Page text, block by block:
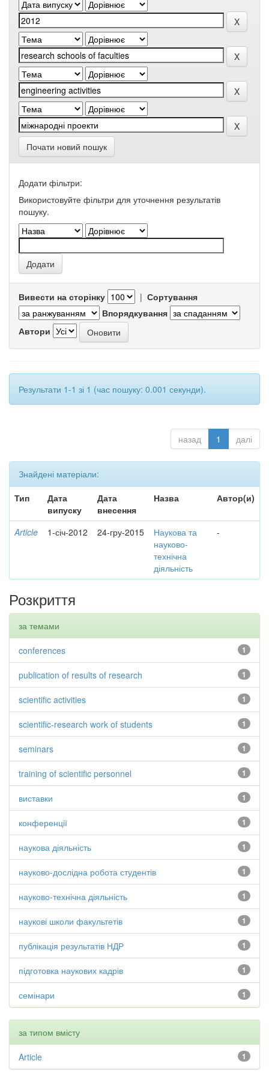
Почати новий пошук
Додати фільтри:
Використовуйте фільтри для уточнення результатів
пошуку.
Вивести на сторінку | Сортування
Впорядкування
Автори
Результати 1-1 зі 1 (час пошуку: 0.001 секунди).
назад 1 далі
Знайдені матеріали:
Тип
Дата
випуску
Дата
внесення
Назва Автор(и)
Article 1-січ-2012 24-гру-2015
Наукова та
науково-
технічна
діяльність
-
Розкриття
за темами
1
conferences
1
publication of results of research
1
scientific activities
1
scientific-research work of students
1
seminars
1
training of scientific personnel
1
виставки
1
конференції
1
наукова діяльність
1
науково-дослідна робота студентів
1
науково-технічна діяльність
1
наукові школи факультетів
1
публікація результатів НДР
1
підготовка наукових кадрів
1
семінари
за типом вмісту
1
Article